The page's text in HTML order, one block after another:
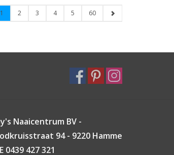
1 2 3 4 5 60
Naaicentrum BV -
94 - 9220 Hamme
0439 427 321